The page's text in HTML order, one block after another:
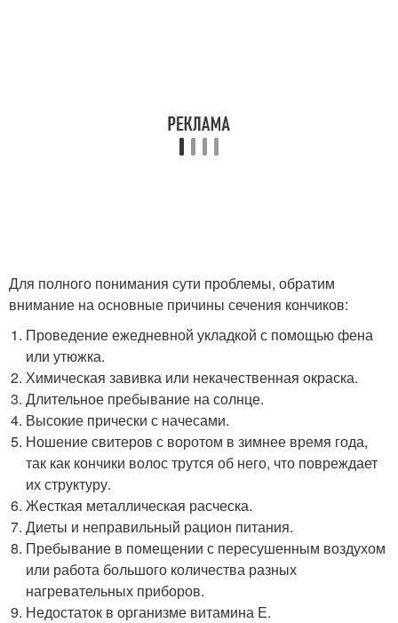
Для полного понимания сути проблемы, обратим
внимание на основные причины сечения кончиков:
Проведение ежедневной укладкой с помощью фена
или утюжка.
Химическая завивка или некачественная окраска.
Длительное пребывание на солнце.
Высокие прически с начесами.
Ношение свитеров с воротом в зимнее время года,
так как кончики волос трутся об него, что повреждает
их структуру.
Жесткая металлическая расческа.
Диеты и неправильный рацион питания.
Пребывание в помещении с пересушенным воздухом
или работа большого количества разных
нагревательных приборов.
Недостаток в организме витамина Е.